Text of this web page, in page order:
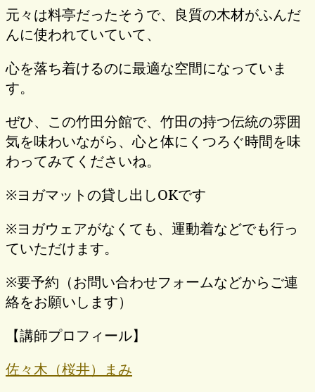
元々は料亭だったそうで、良質の木材がふんだ
んに使われていていて、
心を落ち着けるのに最適な空間になっていま
す。
ぜひ、この竹田分館で、竹田の持つ伝統の雰囲
気を味わいながら、心と体にくつろぐ時間を味
わってみてくださいね。
※ヨガマットの貸し出しOKです
※ヨガウェアがなくても、運動着などでも行っ
ていただけます。
※要予約（お問い合わせフォームなどからご連
絡をお願いします）
【講師プロフィール】
佐々木（桜井）まみ